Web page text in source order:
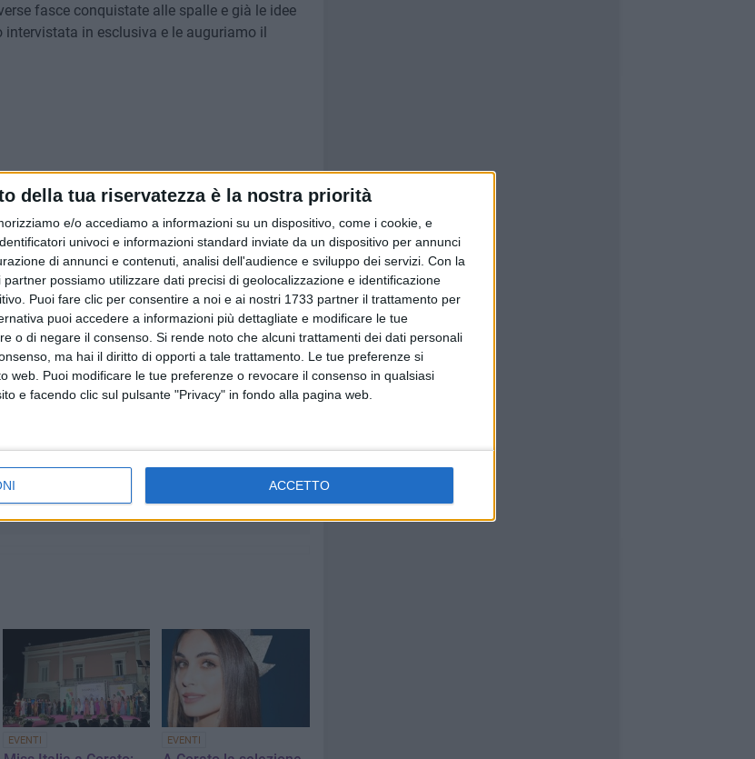
della tua riservatezza è la nostra priorità
e/o accediamo a informazioni su un dispositivo, come i cookie, e
univoci e informazioni standard inviate da un dispositivo per annunci
di annunci e contenuti, analisi dell'audience e sviluppo dei servizi. Con la
possiamo utilizzare dati precisi di geolocalizzazione e identificazione
Puoi fare clic per consentire a noi e ai nostri 1733 partner il trattamento per
puoi accedere a informazioni più dettagliate e modificare le tue
o di negare il consenso. Si rende noto che alcuni trattamenti dei dati personali
ma hai il diritto di opporti a tale trattamento. Le tue preferenze si
web. Puoi modificare le tue preferenze o revocare il consenso in qualsiasi
e facendo clic sul pulsante "Privacy" in fondo alla pagina web.
ACCETTO
fasce conquistate alle spalle e già le idee
in esclusiva e le auguriamo il
Due aggressioni in pochi giorni
tra Bari e Corato: le vittime
EVENTI EVENTI